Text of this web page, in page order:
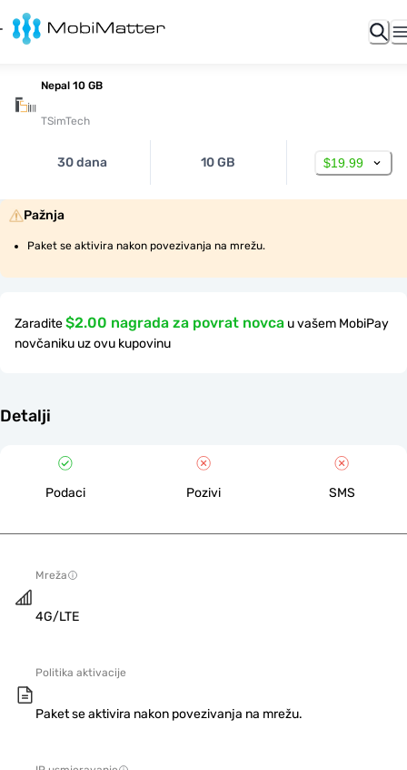
Nepal 10 GB
TSimTech
30 dana 10 GB $19.99
Pažnja
Paket se aktivira nakon povezivanja na mrežu.
Zaradite$2.00 nagrada za povrat novca u vašem MobiPay
novčaniku uz ovu kupovinu
Detalji
Podaci Pozivi SMS
Mreža
4G/LTE
Politika aktivacije
Paket se aktivira nakon povezivanja na mrežu.